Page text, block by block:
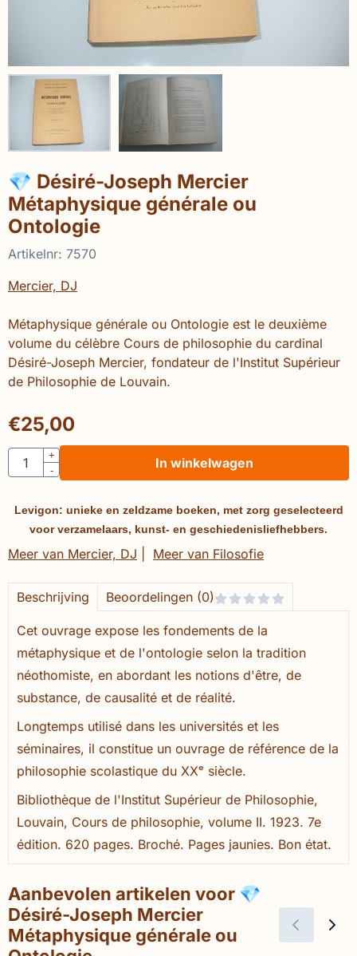
💎 Désiré-Joseph Mercier
Métaphysique générale ou
Ontologie
Artikelnr: 7570
Mercier, DJ
Métaphysique générale ou Ontologie est le deuxième
volume du célèbre Cours de philosophie du cardinal
Désiré-Joseph Mercier, fondateur de l'Institut Supérieur
de Philosophie de Louvain.
€25,00
Aantal
+
-
In winkelwagen
Levigon: unieke en zeldzame boeken, met zorg geselecteerd
voor verzamelaars, kunst- en geschiedenisliefhebbers.
Meer van Mercier, DJ Meer van Filosofie
Beschrijving Beoordelingen (0)
Cet ouvrage expose les fondements de la
métaphysique et de l'ontologie selon la tradition
néothomiste, en abordant les notions d'être, de
substance, de causalité et de réalité.
Longtemps utilisé dans les universités et les
séminaires, il constitue un ouvrage de référence de la
philosophie scolastique du XXᵉ siècle.
Bibliothèque de l'Institut Supérieur de Philosophie,
Louvain, Cours de philosophie, volume II. 1923. 7e
édition. 620 pages. Broché. Pages jaunies. Bon état.
Aanbevolen artikelen voor 💎
Désiré-Joseph Mercier
Métaphysique générale ou